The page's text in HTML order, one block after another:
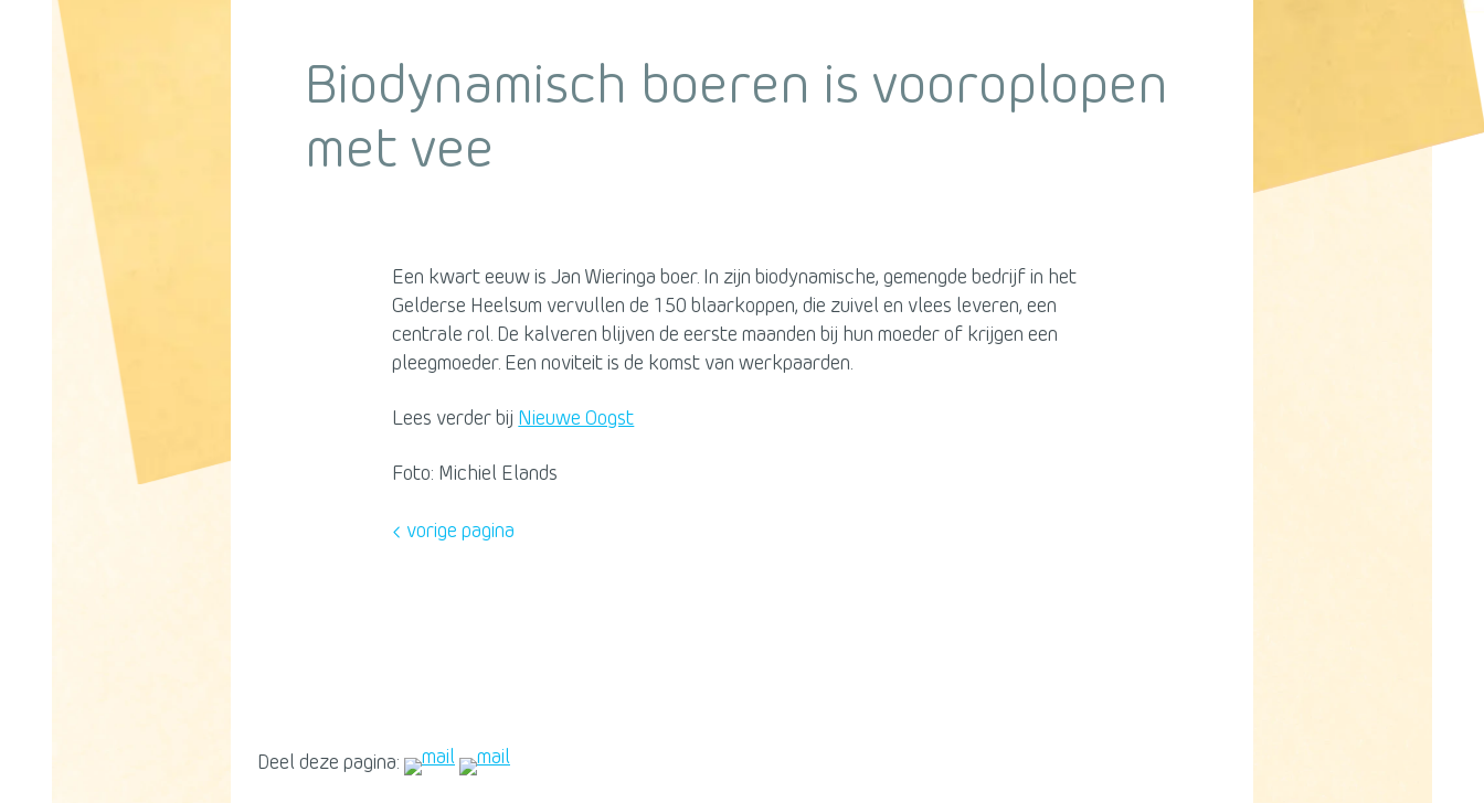
Biodynamisch boeren is vooroplopen
met vee
Een kwart eeuw is Jan Wieringa boer. In zijn biodynamische, gemengde bedrijf in het
Gelderse Heelsum vervullen de 150 blaarkoppen, die zuivel en vlees leveren, een
centrale rol. De kalveren blijven de eerste maanden bij hun moeder of krijgen een
pleegmoeder. Een noviteit is de komst van werkpaarden.
Lees verder bij Nieuwe Oogst
Foto: Michiel Elands
vorige pagina
Deel deze pagina: